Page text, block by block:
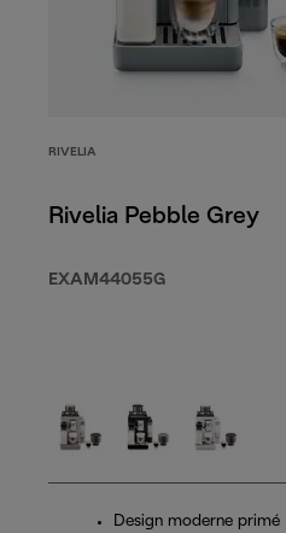
RIVELIA
Rivelia Pebble Grey
EXAM44055G
Design moderne primé